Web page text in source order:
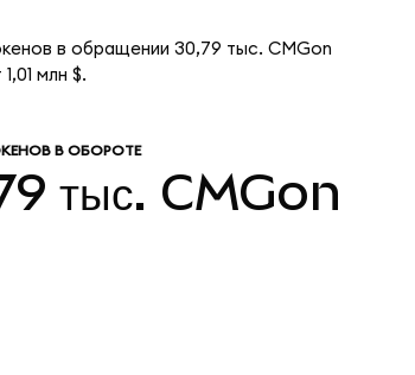
в обращении 30,79 тыс. CMGon
млн $.
В ОБОРОТЕ
тыс. CMGon